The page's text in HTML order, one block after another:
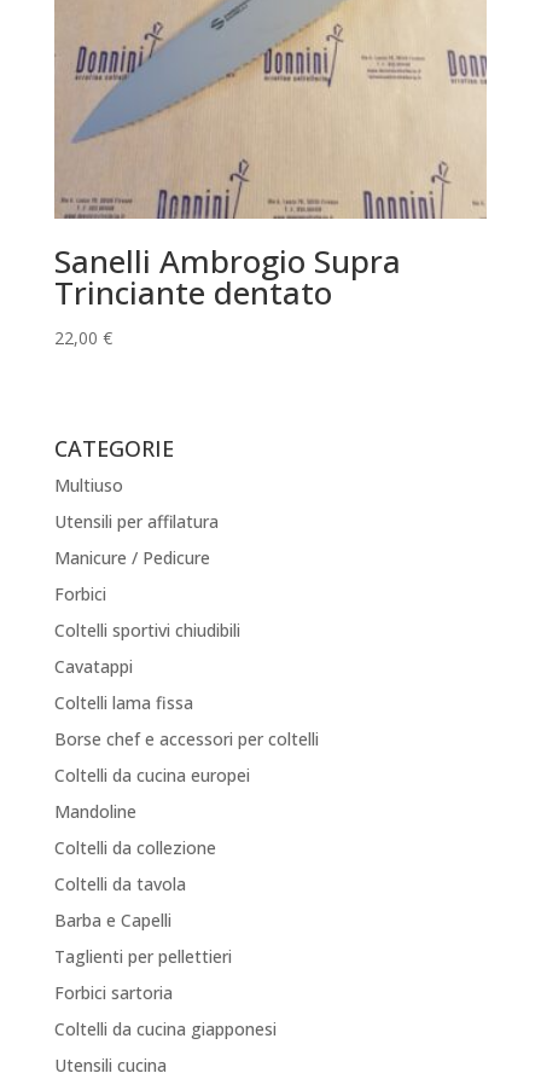
Sanelli Ambrogio Supra
Trinciante dentato
22,00 €
CATEGORIE
Multiuso
Utensili per affilatura
Manicure / Pedicure
Forbici
Coltelli sportivi chiudibili
Cavatappi
Coltelli lama fissa
Borse chef e accessori per coltelli
Coltelli da cucina europei
Mandoline
Coltelli da collezione
Coltelli da tavola
Barba e Capelli
Taglienti per pellettieri
Forbici sartoria
Coltelli da cucina giapponesi
Utensili cucina